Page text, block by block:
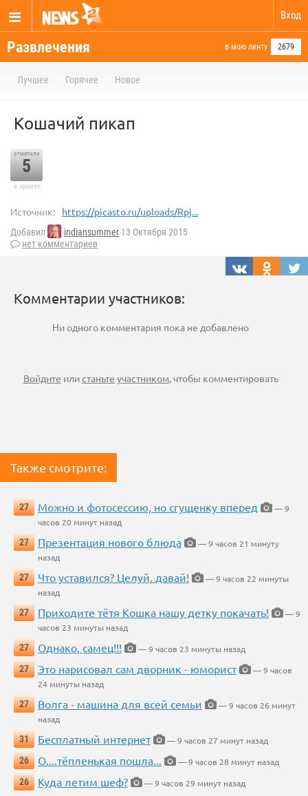
Вход
Развлечения в мою ленту 2679
Лучшее Горячее Новое
Кошачий пикап
отметили
5
в архиве
Источник: https://picasto.ru/uploads/Rpj...
Добавил indiansummer 13 Октября 2015
нет комментариев
Комментарии участников:
Ни одного комментария пока не добавлено
Войдите илистаньте участником, чтобы комментировать
Также смотрите:
27 Можно и фотосессию, но сгущенку вперед
— 9
часов 20 минут назад
27
Презентация нового блюда
— 9 часов 21 минуту
назад
27
Что уставился? Целуй, давай!
— 9 часов 22 минуты
назад
27
Приходите тётя Кошка нашу детку покачать!
— 9
часов 23 минуты назад
27
Однако, самец!!!
— 9 часов 23 минуты назад
27
Это нарисовал сам дворник - юморист
— 9 часов
24 минуты назад
27
Волга - машина для всей семьи
— 9 часов 26 минут
назад
31
Бесплатный интернет
— 9 часов 27 минут назад
26
О....тёпленькая пошла...
— 9 часов 28 минут назад
26
Куда летим шеф? — 9 часов 29 минут назад